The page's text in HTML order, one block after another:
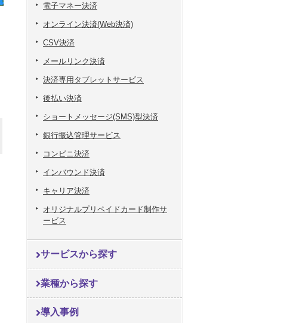
電子マネー決済
オンライン決済(Web決済)
CSV決済
メールリンク決済
決済専用タブレットサービス
後払い決済
ショートメッセージ(SMS)型決済
銀行振込管理サービス
コンビニ決済
インバウンド決済
キャリア決済
オリジナルプリペイドカード制作サ
ービス
サービスから探す
業種から探す
導入事例